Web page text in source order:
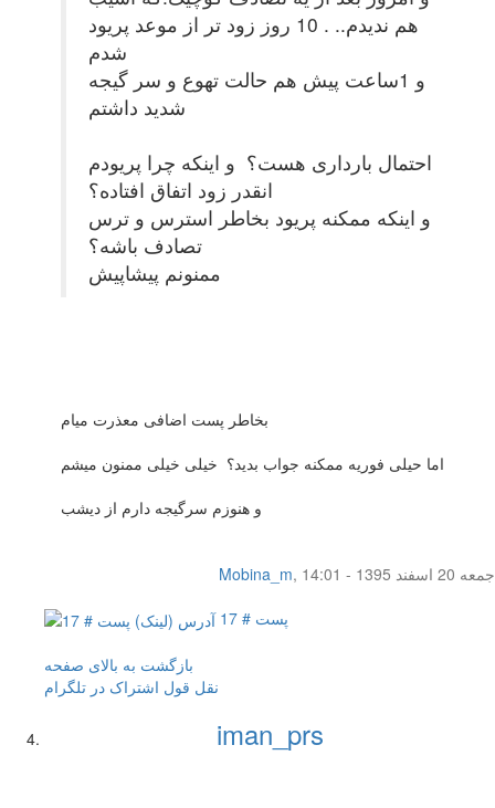
هم ندیدم.. . 10 روز زود تر از موعد پریود
شدم
و 1ساعت پیش هم حالت تهوع و سر گیجه
شدید داشتم
احتمال بارداری هست؟ و اینکه چرا پریودم
انقدر زود اتفاق افتاده؟
و اینکه ممکنه پریود بخاطر استرس و ترس
تصادف باشه؟
ممنونم پیشاپیش
بخاطر پست اضافی معذرت میام
اما حیلی فوریه ممکنه جواب بدید؟ خیلی خیلی ممنون میشم
و هنوزم سرگیجه دارم از دیشب
Mobina_m,
جمعه 20 اسفند 1395 - 14:01
پست # 17
بازگشت به بالای صفحه
نقل قول اشتراک در تلگرام
iman_prs